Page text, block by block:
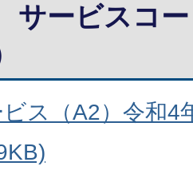
ービスコー
ス（A2）令和4